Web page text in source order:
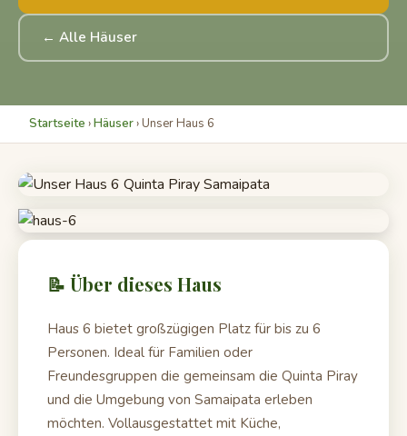
← Alle Häuser
Startseite ›Häuser› Unser Haus 6
📝 Über dieses Haus
Haus 6 bietet großzügigen Platz für bis zu 6
Personen. Ideal für Familien oder
Freundesgruppen die gemeinsam die Quinta Piray
und die Umgebung von Samaipata erleben
möchten. Vollausgestattet mit Küche,